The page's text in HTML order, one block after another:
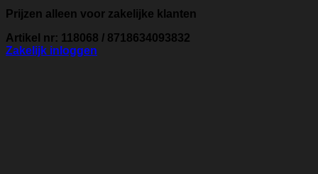
Prijzen alleen voor zakelijke klanten
Artikel nr: 118068 / 8718634093832
Zakelijk inloggen